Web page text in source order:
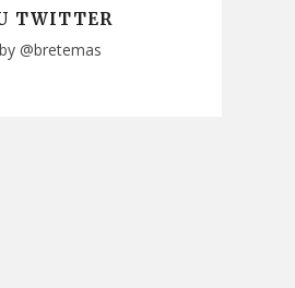
TWITTER
@bretemas